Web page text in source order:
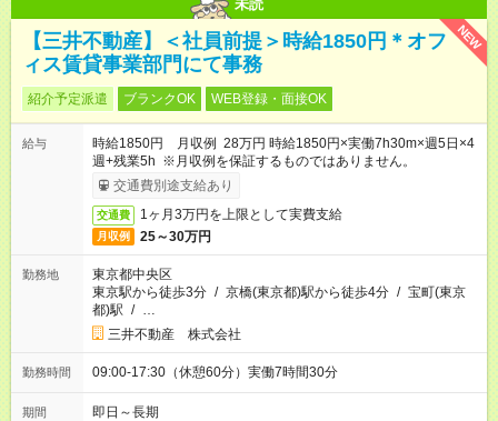
未読
NEW
【三井不動産】＜社員前提＞時給1850円＊オフ
ィス賃貸事業部門にて事務
紹介予定派遣 ブランクOK WEB登録・面接OK
給与
時給1850円 月収例 28万円 時給1850円×実働7h30m×週5日×4
週+残業5h ※月収例を保証するものではありません。
交通費別途支給あり
交通費 1ヶ月3万円を上限として実費支給
月収例 25～30万円
勤務地
東京都中央区
東京駅から徒歩3分 / 京橋(東京都)駅から徒歩4分 / 宝町(東京
都)駅 / …
三井不動産 株式会社
勤務時間 09:00-17:30（休憩60分）実働7時間30分
期間 即日～長期